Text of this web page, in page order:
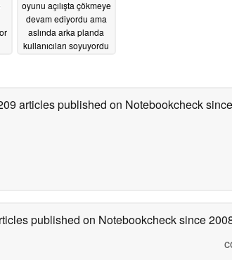
oyunu açılışta çökmeye
devam ediyordu ama
aslında arka planda
kullanıcıları soyuyordu
articles published on Notebookcheck
published on Notebookchecksince